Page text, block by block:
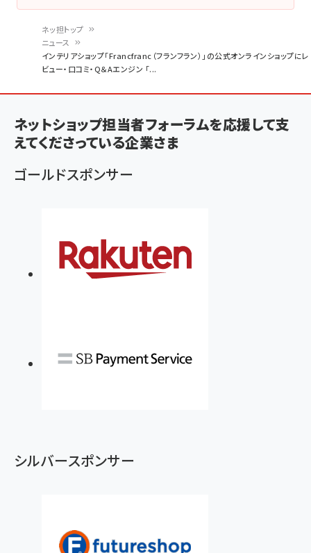
く
ず
ネッ担トップ
ニュース
インテリアショップ「Francfranc（フランフラン）」の公式オンラインショップにレ
ビュー・口コミ・Q＆Aエンジン 「...
ネットショップ担当者フォーラムを応援して支
えてくださっている企業さま
ゴールドスポンサー
シルバースポンサー